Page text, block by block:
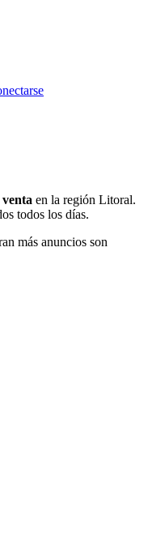
venta en la región Litoral.
todos los días.
más anuncios son